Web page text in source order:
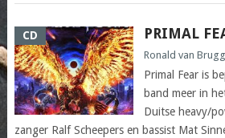
CD PRIMAL
Ronald van
Primal Fear is
band meer in
Duitse heavy/
zanger Ralf Scheepers en bassist Mat